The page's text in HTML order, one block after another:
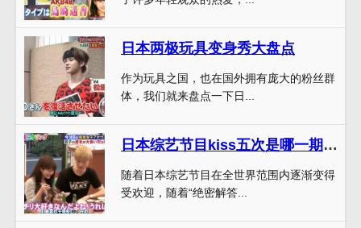
日本两极玩具变身秀大盘点
作为玩具之国，也在国外拥有庞大的粉丝群
体，我们就来盘点一下日...
日本综艺节目kiss五次是哪一期的绝密解答来袭
随着日本综艺节目在全世界范围内逐渐变得
受欢迎，随着“绝密解答...